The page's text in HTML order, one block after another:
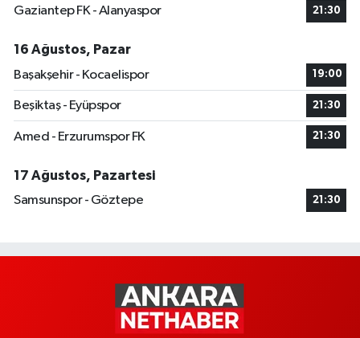
Gaziantep FK - Alanyaspor 21:30
16 Ağustos, Pazar
Başakşehir - Kocaelispor
19:00
Beşiktaş - Eyüpspor 21:30
Amed - Erzurumspor FK 21:30
17 Ağustos, Pazartesi
Samsunspor - Göztepe
21:30